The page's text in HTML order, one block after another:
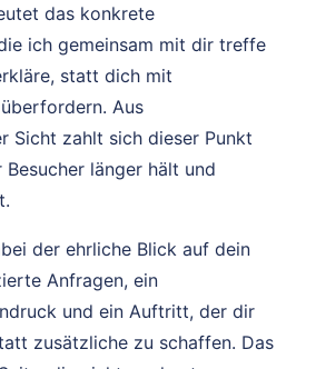
das konkrete
ich gemeinsam mit dir treffe
statt dich mit
Aus
Sicht zahlt sich dieser Punkt
länger hält und
der ehrliche Blick auf dein
Anfragen, ein
und ein Auftritt, der dir
zusätzliche zu schaffen. Das